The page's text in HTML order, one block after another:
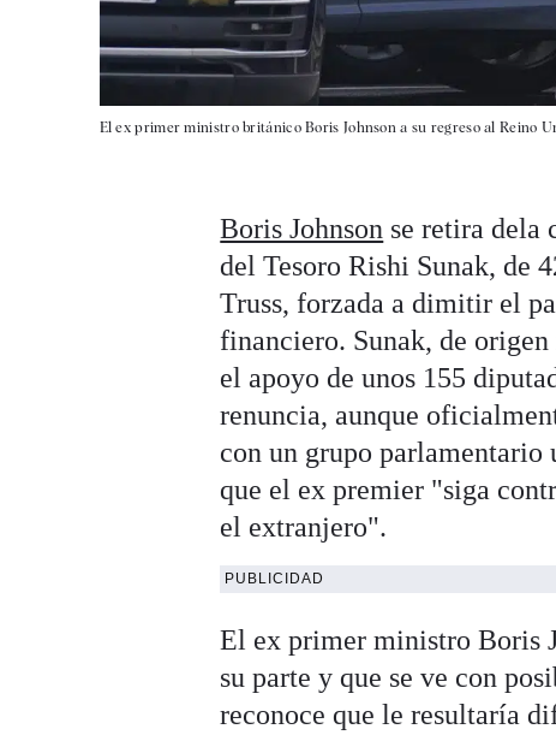
El ex primer ministro británico Boris Johnson a su regreso al Reino
Boris Johnson se retira dela
del Tesoro Rishi Sunak, de
Truss, forzada a dimitir el
financiero. Sunak, de
el apoyo de unos 155
renuncia, aunque
con un grupo parlamentario
que el ex premier "siga
el extranjero".
PUBLICIDAD
El ex primer ministro Boris
su parte y que se ve con
reconoce que le resultaría